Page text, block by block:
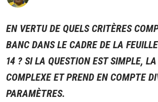
EN VERTU DE QUELS CRITÈRES
BANC DANS LE CADRE DE LA
14 ? SI LA QUESTION EST SIMPLE,
COMPLEXE ET PREND EN COMPTE
PARAMÈTRES.